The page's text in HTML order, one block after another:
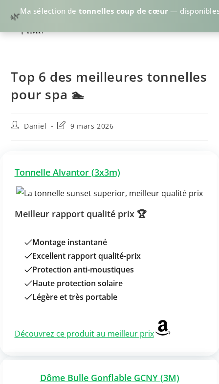
🌿Ma sélection de tonnelles coup de cœur —
Top 6 des meilleures tonnelles
pour spa 🏊
Daniel 9 mars 2026
Tonnelle Alvantor (3x3m)
Meilleur rapport qualité prix🏆
Montage instantané
Excellent rapport qualité-prix
Protection anti-moustiques
Haute protection solaire
Légère et très portable
Découvrez ce produit au meilleur prix
Dôme Bulle Gonflable GCNY (3M)